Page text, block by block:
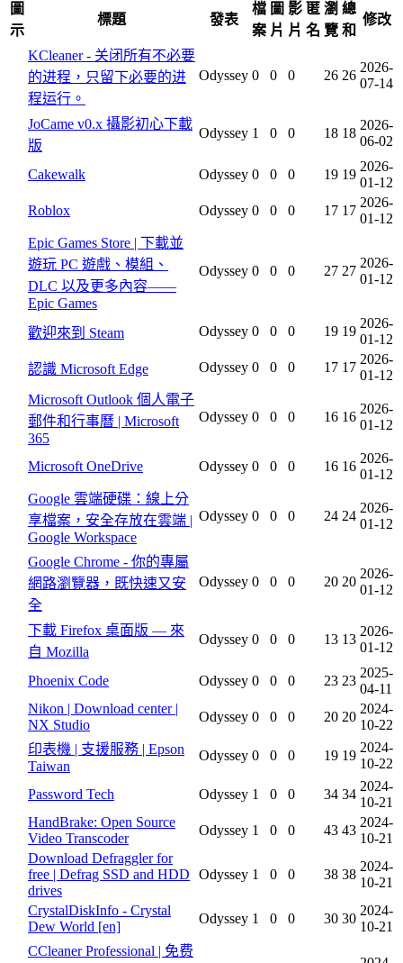
圖
示
標題 發表
檔
案
圖
片
影
片
匿
名
瀏
覽
總
和
修改
KCleaner - 关闭所有不必要
的进程，只留下必要的进
程运行。
Odyssey 0 0 0 26 26
2026-
07-14
JoCame v0.x 攝影初心下載
版
Odyssey 1 0 0 18 18
2026-
06-02
Cakewalk Odyssey 0 0 0 19 19
2026-
01-12
Roblox
Odyssey 0 0 0 17 17
2026-
01-12
Epic Games Store | 下載並
遊玩 PC 遊戲、模組、
DLC 以及更多內容——
Epic Games
Odyssey 0 0 0 27 27
2026-
01-12
歡迎來到 Steam Odyssey 0 0 0 19 19
2026-
01-12
認識 Microsoft Edge
Odyssey 0 0 0 17 17
2026-
01-12
Microsoft Outlook 個人電子
郵件和行事曆 | Microsoft
365
Odyssey 0 0 0 16 16
2026-
01-12
Microsoft OneDrive Odyssey 0 0 0 16 16
2026-
01-12
Google 雲端硬碟：線上分
享檔案，安全存放在雲端 |
Google Workspace
Odyssey 0 0 0 24 24
2026-
01-12
Google Chrome - 你的專屬
網路瀏覽器，既快速又安
全
Odyssey 0 0 0 20 20
2026-
01-12
下載 Firefox 桌面版 — 來
自 Mozilla
Odyssey 0 0 0 13 13
2026-
01-12
Phoenix Code Odyssey 0 0 0 23 23
2025-
04-11
Nikon | Download center |
NX Studio
Odyssey 0 0 0 20 20
2024-
10-22
印表機 | 支援服務 | Epson
Taiwan
Odyssey 0 0 0 19 19
2024-
10-22
Password Tech
Odyssey 1 0 0 34 34
2024-
10-21
HandBrake: Open Source
Video Transcoder
Odyssey 1 0 0 43 43
2024-
10-21
Download Defraggler for
free | Defrag SSD and HDD
drives
Odyssey 1 0 0 38 38
2024-
10-21
CrystalDiskInfo - Crystal
Dew World [en]
Odyssey 1 0 0 30 30
2024-
10-21
CCleaner Professional | 免费